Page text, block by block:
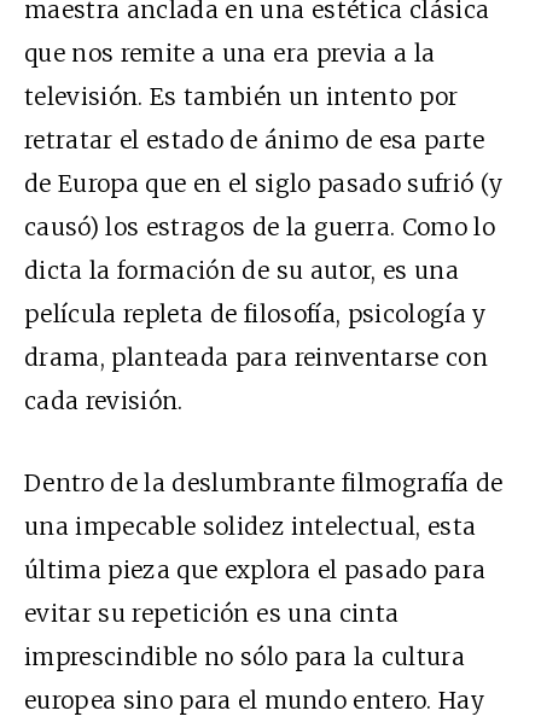
maestra anclada en una estética clásica
que nos remite a una era previa a la
televisión. Es también un intento por
retratar el estado de ánimo de esa parte
de Europa que en el siglo pasado sufrió (y
causó) los estragos de la guerra. Como lo
dicta la formación de su autor, es una
película repleta de filosofía, psicología y
drama, planteada para reinventarse con
cada revisión.
Dentro de la deslumbrante filmografía de
una impecable solidez intelectual, esta
última pieza que explora el pasado para
evitar su repetición es una cinta
imprescindible no sólo para la cultura
europea sino para el mundo entero. Hay